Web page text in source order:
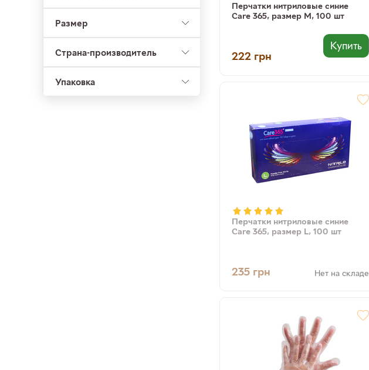
Размер
Страна-производитель
Упаковка
Перчатки нитриловые синие
Care 365, размер М, 100 шт
222 грн
Купить
Перчатки нитриловые синие
Care 365, размер L, 100 шт
235 грн Нет на складе